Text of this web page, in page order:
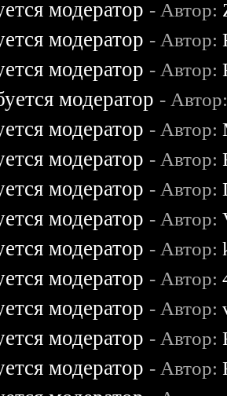
модератор - Автор:
модератор - Автор:
модератор - Автор:
модератор -
модератор - Автор:
модератор - Автор:
модератор - Автор:
модератор - Автор:
модератор - Автор:
модератор - Автор:
модератор - Автор:
модератор - Автор:
модератор - Автор: